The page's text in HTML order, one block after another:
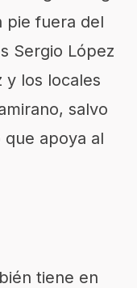
pie fuera del
Sergio López
y los locales
salvo
apoya al
tiene en